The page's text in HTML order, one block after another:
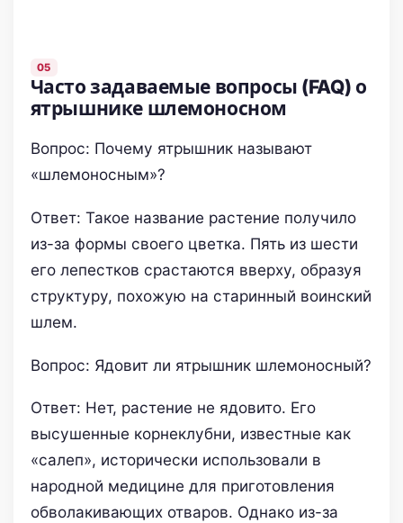
Часто задаваемые вопросы (FAQ) о
ятрышнике шлемоносном
Вопрос: Почему ятрышник называют
«шлемоносным»?
Ответ: Такое название растение получило
из-за формы своего цветка. Пять из шести
его лепестков срастаются вверху, образуя
структуру, похожую на старинный воинский
шлем.
Вопрос: Ядовит ли ятрышник шлемоносный?
Ответ: Нет, растение не ядовито. Его
высушенные корнеклубни, известные как
«салеп», исторически использовали в
народной медицине для приготовления
обволакивающих отваров. Однако из-за